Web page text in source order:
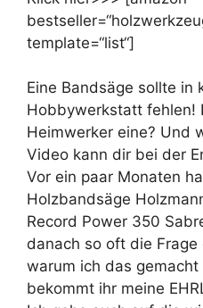
template=“list“]
Eine Bandsäge sollte in
Hobbywerkstatt fehlen!
Heimwerker eine? Und
Video kann dir bei der
Vor ein paar Monaten
Holzbandsäge
Record Power 350
danach so oft die
warum ich das
bekommt ihr meine